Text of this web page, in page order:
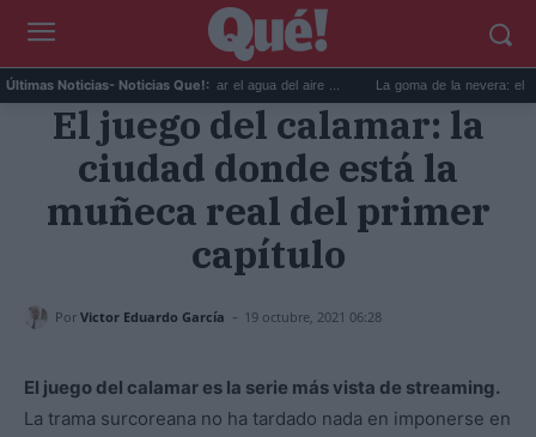
Últimas Noticias- Noticias Que!:
6 usos prácticos para reutilizar el agua del aire ... La goma de la nevera: el truco
El juego del calamar: la
ciudad donde está la
muñeca real del primer
capítulo
Por Victor Eduardo García - 19 octubre, 2021 06:28
El juego del calamar es la serie más vista de streaming.
La trama surcoreana no ha tardado nada en imponerse en